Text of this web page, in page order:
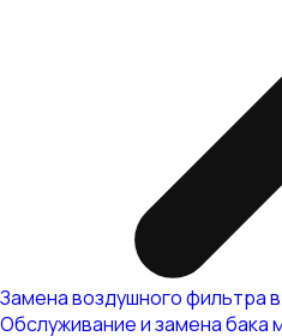
Замена воздушного фильтра
Обслуживание и замена бака